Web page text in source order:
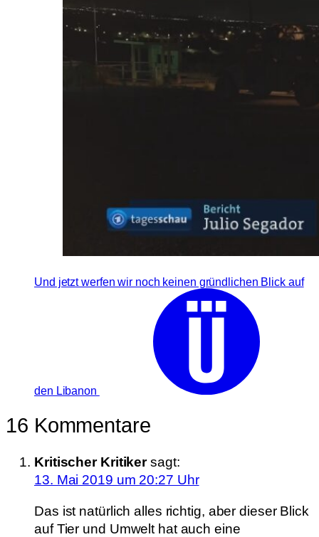
Und jetzt werfen wir noch keinen gründlichen Blick auf
den Libanon
16 Kommentare
Kritischer Kritiker sagt:
13. Mai 2019 um 20:27 Uhr
Das ist natürlich alles richtig, aber dieser Blick
auf Tier und Umwelt hat auch eine